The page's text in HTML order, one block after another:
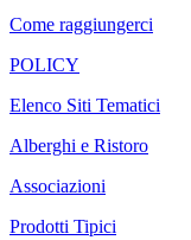
Come raggiungerci
POLICY
Elenco Siti Tematici
Alberghi e Ristoro
Associazioni
Prodotti Tipici